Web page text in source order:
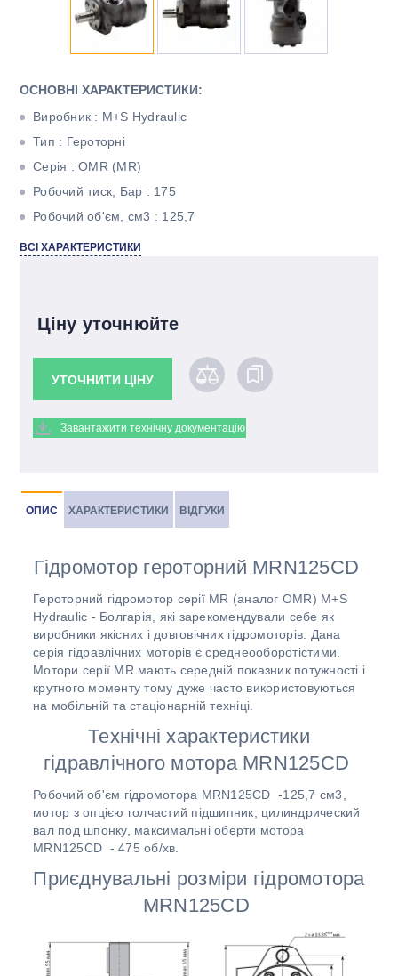
ОСНОВНІ ХАРАКТЕРИСТИКИ:
Виробник : M+S Hydraulic
Тип : Героторні
Серія : ОМR (МR)
Робочий тиск, Бар : 175
Робочий об'єм, см3 : 125,7
Максимальний крутний момент, Н * м : 300
ВСІ ХАРАКТЕРИСТИКИ
Ціну уточнюйте
УТОЧНИТИ ЦІНУ
Завантажити технічну документацію
ОПИС ХАРАКТЕРИСТИКИ ВІДГУКИ
Гідромотор героторний MRN125CD
Героторний гідромотор серії МR (аналог OMR) M+S
Hydraulic - Болгарія, які зарекомендували себе як
виробники якісних і довговічних гідромоторів. Дана
серія гідравлічних моторів є среднеооборотістими.
Мотори серії MR мають середній показник потужності і
крутного моменту тому дуже часто використовуються
на мобільній та стаціонарній техніці.
Технічні характеристики
гідравлічного мотора MRN125CD
Робочий об'єм гідромотора MRN125CD -125,7 см3,
мотор з опцією голчастий підшипник, цилиндрический
вал под шпонку, максимальні оберти мотора
MRN125CD - 475 об/хв.
Приєднувальні розміри гідромотора
MRN125CD